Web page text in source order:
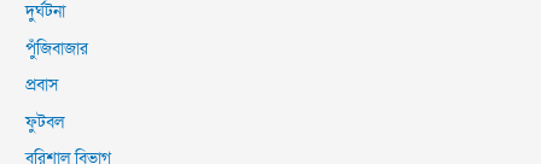
দুর্ঘটনা
পুঁজিবাজার
প্রবাস
ফুটবল
বরিশাল বিভাগ